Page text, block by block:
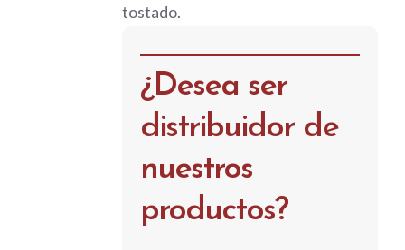
tostado.
¿Desea ser
distribuidor de
nuestros
productos?